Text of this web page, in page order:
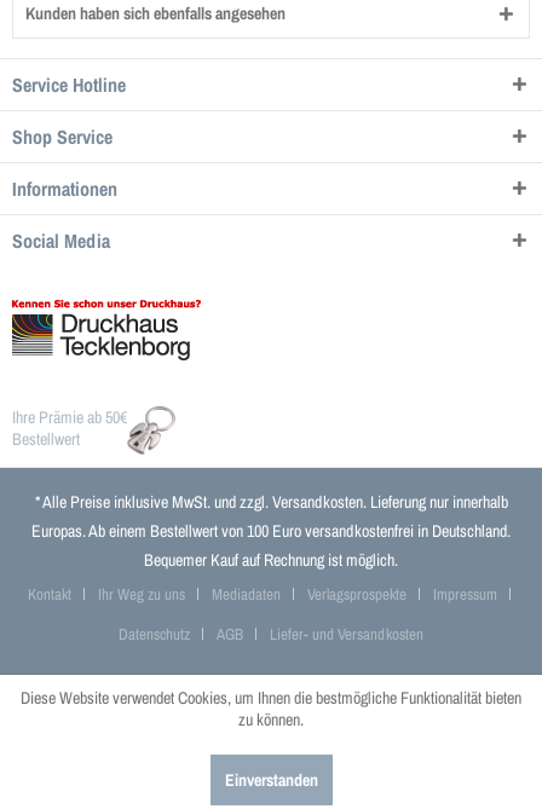
Kunden haben sich ebenfalls angesehen
Service Hotline
Shop Service
Informationen
Social Media
Ihre Prämie ab 50€
Bestellwert
* Alle Preise inklusive MwSt. und zzgl.Versandkosten. Lieferung nur innerhalb
Europas. Ab einem Bestellwert von 100 Euro versandkostenfrei in Deutschland.
Bequemer Kauf auf Rechnung ist möglich.
Kontakt Ihr Weg zu uns Mediadaten Verlagsprospekte
Impressum
Datenschutz
AGB Liefer- und Versandkosten
Diese Website verwendet Cookies, um Ihnen die bestmögliche Funktionalität bieten
zu können.
Einverstanden